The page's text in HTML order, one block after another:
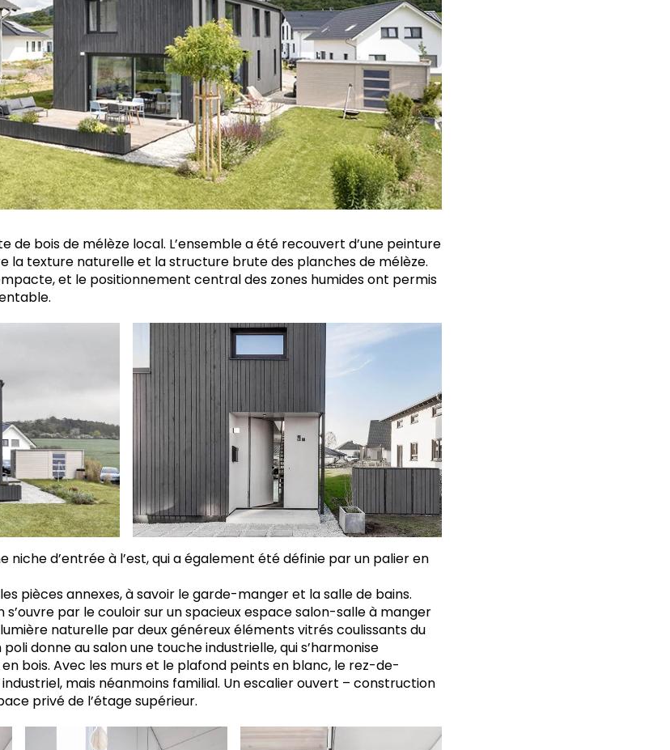
de bois de mélèze local. L’ensemble a été recouvert d’une peinture
la texture naturelle et la structure brute des planches de mélèze.
et le positionnement central des zones humides ont permis
niche d’entrée à l’est, qui a également été définie par un palier en
pièces annexes, à savoir le garde-manger et la salle de bains.
s’ouvre par le couloir sur un spacieux espace salon-salle à manger
naturelle par deux généreux éléments vitrés coulissants du
donne au salon une touche industrielle, qui s’harmonise
bois. Avec les murs et le plafond peints en blanc, le rez-de-
mais néanmoins familial. Un escalier ouvert – construction
privé de l’étage supérieur.